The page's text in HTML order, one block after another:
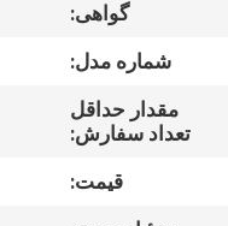
کارخانه
گواهی:
شماره مدل:
مقدار حداقل
تعداد سفارش:
قیمت: